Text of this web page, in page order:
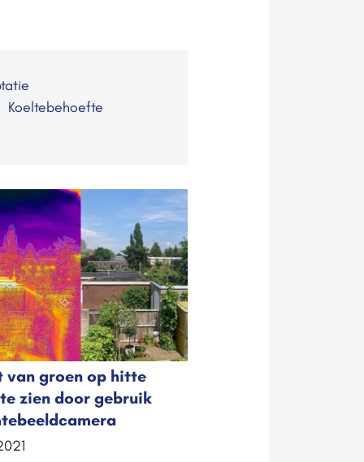
Koeltebehoefte
van groen op hitte
zien door gebruik